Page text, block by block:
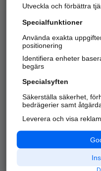
Alla kategorier
API & Kartor
Utveckla och förbättra
Specialfunktioner
Använda exakta
positionering
Identifiera enheter
begärs
Specialsyften
Säkerställa säkerhet,
bedrägerier samt
Leverera och visa